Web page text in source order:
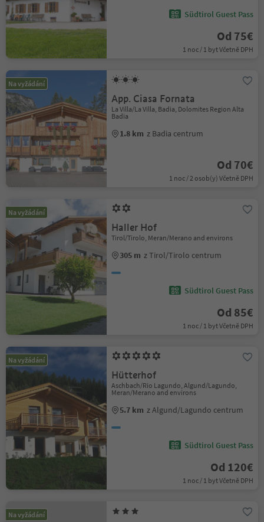
Südtirol Guest Pass
Od 75€
1 noc / 1 byt Včetně DPH
Na vyžádání
App. Ciasa Fornata
La Villa/La Villa, Badia, Dolomites Region Alta
Badia
1.8 km z Badia centrum
Od 70€
1 noc / 2 osob(y) Včetně DPH
Na vyžádání
Haller Hof
Tirol/Tirolo, Meran/Merano and environs
305 m z Tirol/Tirolo centrum
Südtirol Guest Pass
Od 85€
1 noc / 1 byt Včetně DPH
Na vyžádání
Hütterhof
Aschbach/Rio Lagundo, Algund/Lagundo,
Meran/Merano and environs
5.7 km z Algund/Lagundo centrum
Südtirol Guest Pass
Od 120€
1 noc / 1 byt Včetně DPH
Na vyžádání